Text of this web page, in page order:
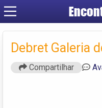
Debret Galeria
Compartilhar